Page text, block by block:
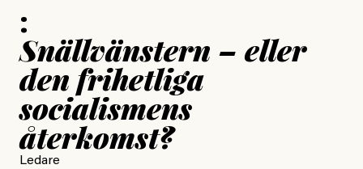
:
Snällvänstern – eller
den frihetliga
socialismens
återkomst?
Ledare